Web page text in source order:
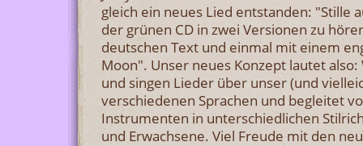
gleich ein neues Lied entstanden: "Stille
der grünen CD in zwei Versionen zu
deutschen Text und einmal mit einem
Moon". Unser neues Konzept lautet
und singen Lieder über unser (und
verschiedenen Sprachen und begleitet
Instrumenten in unterschiedlichen
und Erwachsene. Viel Freude mit den